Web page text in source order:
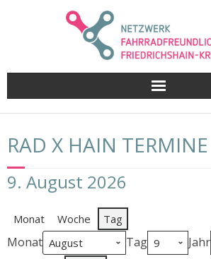
RAD X HAIN TERMINE
9. August 2026
Monat Woche Tag
Monat Tag Jahr